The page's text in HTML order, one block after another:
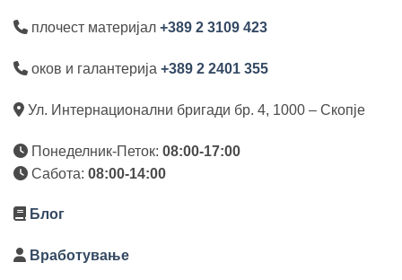
плочест материјал +389 2 3109 423
оков и галантерија +389 2 2401 355
Ул. Интернационални бригади бр. 4, 1000 – Скопје
Понеделник-Петок: 08:00-17:00
Сабота: 08:00-14:00
Блог
Вработување